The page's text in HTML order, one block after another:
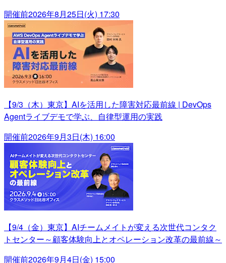
開催前2026年8月25日(火) 17:30
【9/3（木）東京】AIを活用した障害対応最前線 | DevOps
Agentライブデモで学ぶ、自律型運用の実践
開催前2026年9月3日(木) 16:00
【9/4（金）東京】AIチームメイトが変える次世代コンタク
トセンター～顧客体験向上とオペレーション改革の最前線～
開催前2026年9月4日(金) 15:00